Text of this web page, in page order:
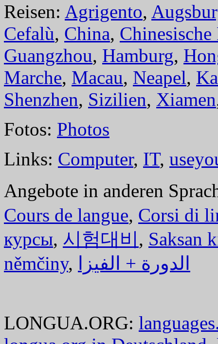
Reisen: Agrigento,
Cefalù, China, Chinesische
Guangzhou, Hamburg,
Marche, Macau, Neapel,
Shenzhen, Sizilien, Xiamen
Fotos: Photos
Links: Computer, IT,
Angebote in anderen
Cours de langue, Corsi di
курсы, 시험대비, Saksan
němčiny, الدورة + الفيزا
LONGUA.ORG: